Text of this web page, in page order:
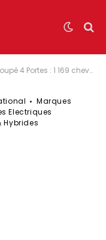
moteurs à flux axial et 460 km rechargés en 10 minutes
Marques
Electriques
Hybrides